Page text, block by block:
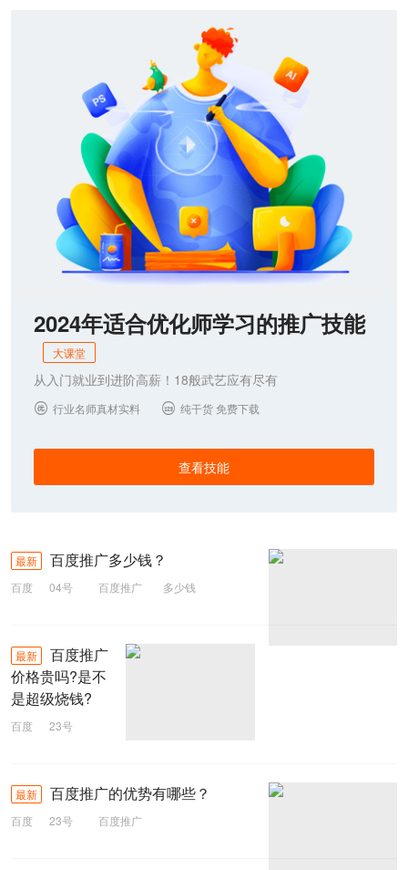
2024年适合优化师学习的推广技能
大课堂
从入门就业到进阶高薪！18般武艺应有尽有
 行业名师真材实料  纯干货 免费下载
查看技能
最新 百度推广多少钱？
百度 04号 百度推广 多少钱
最新
百度推广
价格贵吗?是不
是超级烧钱?
百度
23号
最新 百度推广的优势有哪些？
百度 23号 百度推广